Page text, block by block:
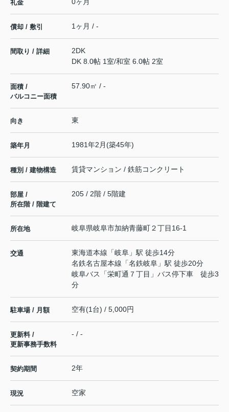
礼金
償却 / 敷引 1ヶ月 / -
間取り / 詳細
2DK
DK 8.0帖 1室/和室 6.0帖 2室
面積 /
バルコニー面積
57.90㎡ / -
向き 東
築年月 1981年2月(築45年)
種別 / 建物構造 賃貸マンション / 鉄筋コンクリート
部屋 /
所在階 / 階建て
205 / 2階 / 5階建
所在地 岐阜県岐阜市加納青藤町２丁目16-1
交通 東海道本線 「岐阜 」駅 徒歩14分
名鉄名古屋本線 「名鉄岐阜 」駅 徒歩20分
岐阜バス「栄町通７丁目」バス停下車 徒歩3
分
駐車場 / 月額 空有(1台) / 5,000円
更新料 /
更新事務手数料
- / -
契約期間 2年
現況 空家